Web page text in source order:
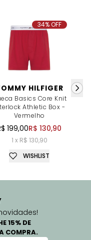
HILFIGER
Basics Core Knit
Athletic Box -
Vermelho
199,00R$ 130,90
1 x R$ 130,90
34% OFF
WISHLIST
15% DE
COMPRA.